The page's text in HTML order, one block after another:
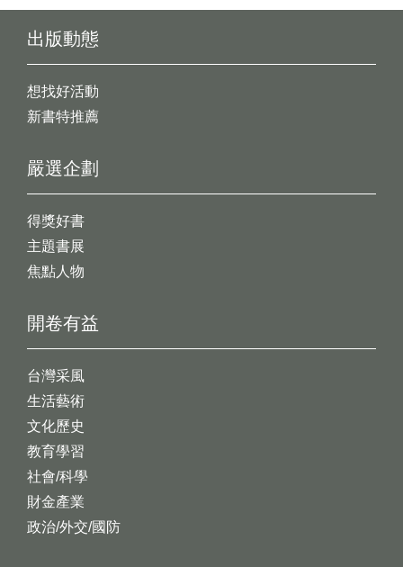
出版動態
想找好活動
新書特推薦
開卷有益
台灣采風
生活藝術
文化歷史
教育學習
社會/科學
財金產業
政治/外交/國防
嚴選企劃
得獎好書
主題書展
焦點人物